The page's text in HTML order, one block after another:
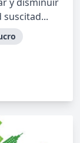
suscitad...